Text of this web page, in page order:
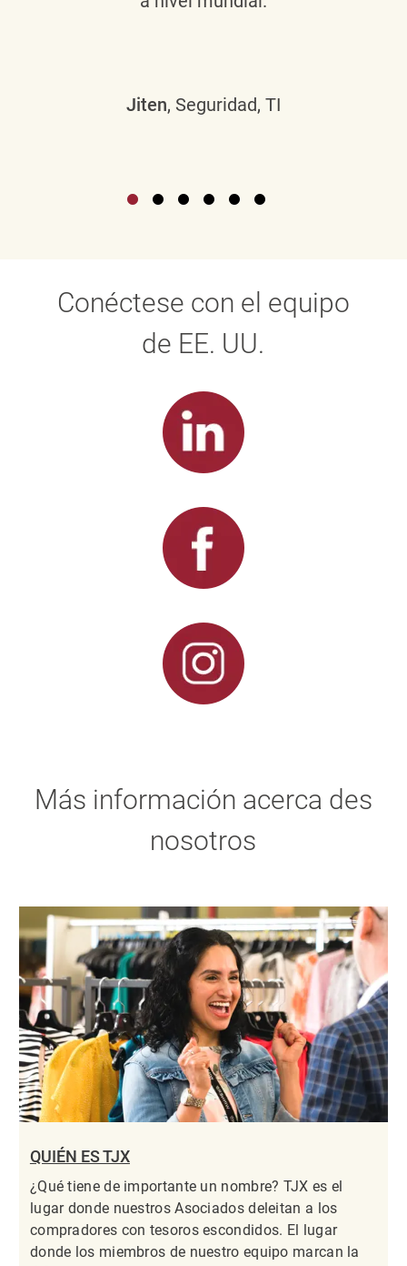
Jiten, Seguridad, TI
Conéctese con el equipo
de EE. UU.
Más información acerca des
nosotros
QUIÉN ES TJX
¿Qué tiene de importante un nombre? TJX es el
lugar donde nuestros Asociados deleitan a los
compradores con tesoros escondidos. El lugar
donde los miembros de nuestro equipo marcan la